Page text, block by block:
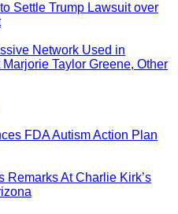
Settle Trump Lawsuit over
Network Used in
Taylor Greene, Other
FDA Autism Action Plan
Remarks At Charlie Kirk’s